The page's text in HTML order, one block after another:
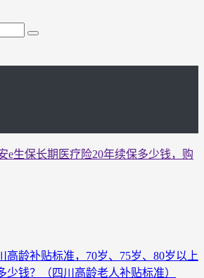
e生保长期医疗险20年续保多少钱，购
高龄补贴标准，70岁、75岁、80岁以上
少钱？（四川高龄老人补贴标准）